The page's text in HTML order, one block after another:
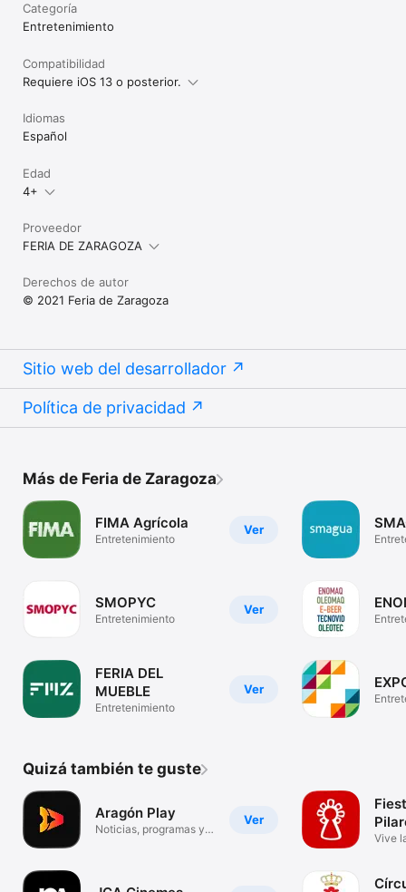
Categoría
Entretenimiento
Compatibilidad
Requiere iOS 13 o posterior.
Idiomas
Español
Edad
4+
Proveedor
FERIA DE ZARAGOZA
Derechos de autor
© 2021 Feria de Zaragoza
Sitio web del desarrollador
Política de privacidad
Más de Feria de Zaragoza
Ver
FIMA Agrícola
Entretenimiento
Ver
SMOPYC
Entretenimiento
Ver
FERIA DEL
MUEBLE
Entretenimiento
Quizá también te guste
Ver
Aragón Play
Noticias, programas y
Vive